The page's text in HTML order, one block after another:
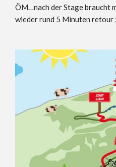
ÖM…nach der Stage braucht
wieder rund 5 Minuten retour